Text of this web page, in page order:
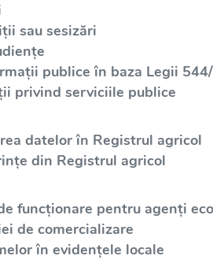
sau sesizări
publice în baza Legii
privind serviciile publice
datelor în Registrul agricol
din Registrul agricol
funcționare pentru agenți
de comercializare
în evidențele locale